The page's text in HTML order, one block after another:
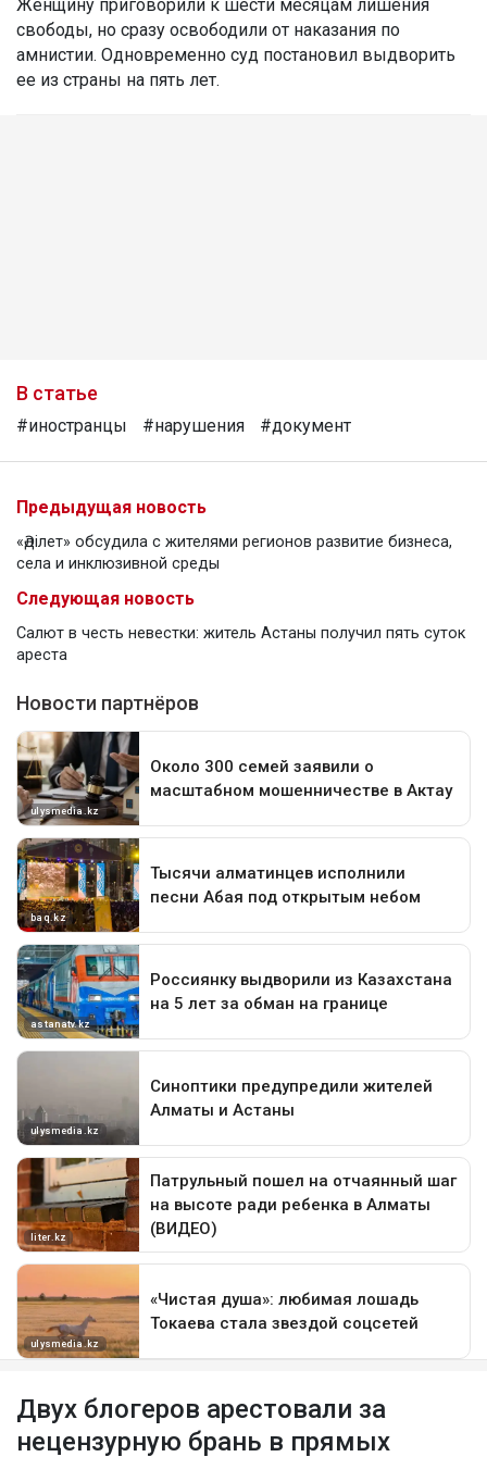
Женщину приговорили к шести месяцам лишения
свободы, но сразу освободили от наказания по
амнистии. Одновременно суд постановил выдворить
ее из страны на пять лет.
В статье
#иностранцы #нарушения #документ
Предыдущая новость
«Әділет» обсудила с жителями регионов развитие бизнеса,
села и инклюзивной среды
Следующая новость
Салют в честь невестки: житель Астаны получил пять суток
ареста
Двух блогеров арестовали за
нецензурную брань в прямых